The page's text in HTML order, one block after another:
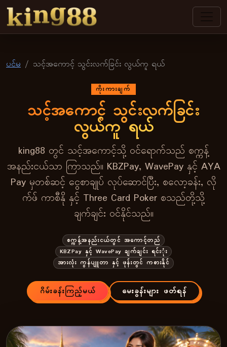
king88
ပင်မ သင့်အကောင့် သွင်းလက်ခြင်း လွယ်ကူ ရယ်
ကိုးကားချက်
သင့်အကောင့် သွင်းလက်ခြင်း
လွယ်ကူ ရယ်
king88 တွင် သင့်အကောင့်သို့ ဝင်ရောက်သည် စက္ကန့်
အနည်းငယ်သာ ကြာသည်။ KBZPay, WavePay နှင့် AYA
Pay မှတစ်ဆင့် ငွေစာချုပ် လုပ်ဆောင်ပြီး, စလော့ခန်း, လို
က်ဖ် ကာစီနို နှင့် Three Card Poker စသည်တို့သို့
ချက်ချင်း ဝင်နိုင်သည်။
စက္ကန့်အနည်းငယ်တွင် အကောင့်တည်
KBZPay နှင့် WavePay ချက်ချင်း ရင်းုံး
အားလုံး ကွန်ပျူတာ နှင့် ဖုန်းတွင် ကစားနိုင်
ဂိမ်းခန်းကြည့်မယ် မေးခွန်းများ ဖတ်ရန်